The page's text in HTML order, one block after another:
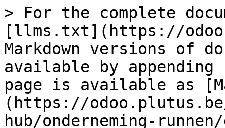
> For the complete
[llms.txt](https://
Markdown versions of
available by
page is available as
(https://
hub/onderneming-